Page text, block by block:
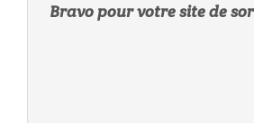
Bravo pour votre site de